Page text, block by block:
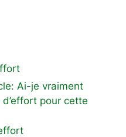
Ai-je vraiment
d’effort pour cette